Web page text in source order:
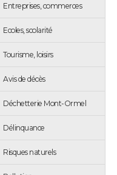
Entreprises, commerces
Ecoles, scolarité
Tourisme, loisirs
Avis de décès
Déchetterie Mont-Ormel
Délinquance
Risques naturels